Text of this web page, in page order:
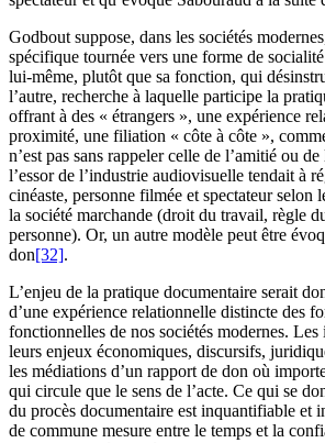
Godbout suppose, dans les sociétés
spécifique tournée vers une forme de
lui-même, plutôt que sa fonction, qui
l’autre, recherche à laquelle participe la
offrant à des « étrangers », une expérience
proximité, une filiation « côte à côte »,
n’est pas sans rappeler celle de l’amitié ou
l’essor de l’industrie audiovisuelle tendait à
cinéaste, personne filmée et spectateur selon
la société marchande (droit du travail, règle
personne). Or, un autre modèle peut être
don[32].
L’enjeu de la pratique documentaire serait
d’une expérience relationnelle distincte des
fonctionnelles de nos sociétés modernes. Les
leurs enjeux économiques, discursifs,
les médiations d’un rapport de don où
qui circule que le sens de l’acte. Ce qui se
du procès documentaire est inquantifiable et
de commune mesure entre le temps et la